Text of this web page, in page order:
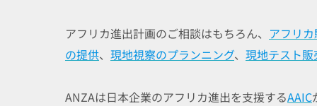
アフリカ進出計画のご相談はもちろん、 アフリ
の提供、 現地視察のプランニング、 現地テスト販
ANZAは日本企業のアフリカ進出を支援するAAIC